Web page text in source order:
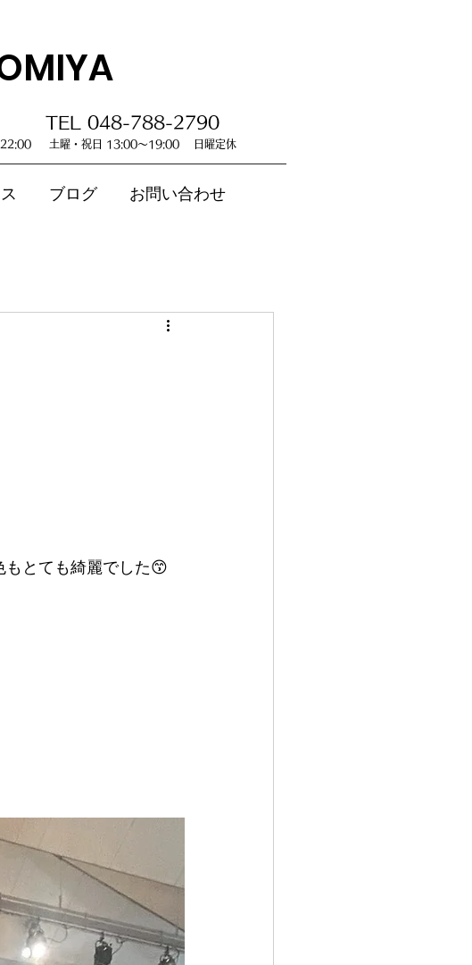
TEL 048-788-2790
22:00 土曜・祝日 13:00～19:00 日曜定休
ブログ お問い合わせ
とても綺麗でした😙